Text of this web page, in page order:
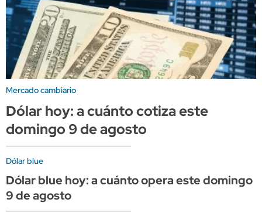
Mercado cambiario
Dólar hoy: a cuánto cotiza este
domingo 9 de agosto
Dólar blue
Dólar blue hoy: a cuánto opera este domingo
9 de agosto